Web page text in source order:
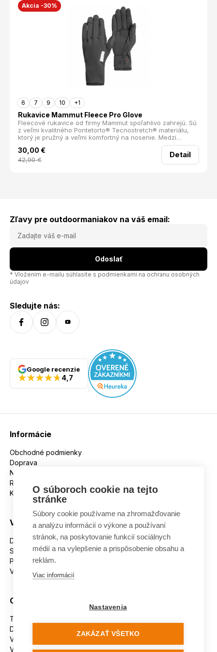
Akcia -30%
6 7 9 10 +1
Rukavice Mammut Fleece Pro Glove
Fleecové rukavice od firmy Mammut spoľahlivo zahrejú. Sú
z veľmi kvalitného Pontetorto® Tecnostretch® materiálu,
ktorý je pružný a veľmi komfortný na nosenie. Medzi
palcom a ukazovákom sú zosilnené syntetickou kožou,
ktorá chráni proti oderu, keď používate trekové palice.
ľahké a hrejivé kvalitný fleece rýchlo schnú môžete ich
použiť ako vnútorné rukavice pod prevliekacie dajú sa
30,00 €
42,90€
Detail
Zľavy pre outdoormaniakov na váš email:
Odoslať
* Vložením e-mailu súhlasíte s podmienkami na ochranu osobných
údajov
Sledujte nás:
Google recenzie
4,7
Informácie
Obchodné podmienky
Doprava
Nakupujeme na splátky
Reklamácie
Kontakt
Všetko o nákupe
Dostupnosť tovaru
Spracovanie osobných údajov
Platba
Výmena a vrátenie tovaru
Ostatné
Tabuľka veľkostí
Doporučená dĺžka lyží
Vypaľovanie papúč
Veľkosti skeletu lyžiarok
O súboroch cookie na tejto
stránke
Súbory cookie používame na zhromažďovanie
a analýzu informácií o výkone a používaní
stránok, na poskytovanie funkcií sociálnych
médií a na vylepšenie a prispôsobenie obsahu a
reklám.
Viac informácií
Nastavenia
ZAKÁZAŤ VŠETKO